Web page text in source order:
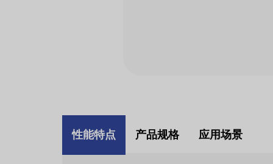
性能特点 产品规格 应用场景